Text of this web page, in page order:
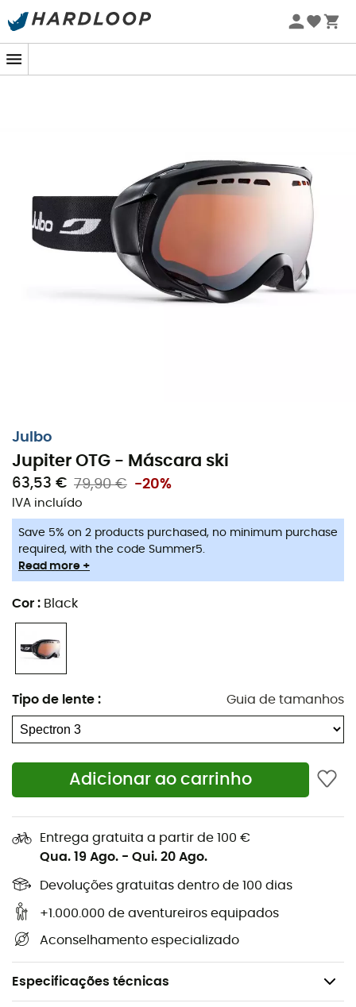
Promoções de verão 🔥 -5% EXTRA a partir de 2 produtos*
Julbo
Jupiter OTG - Máscara ski
63,53 € 79,90 € -20%
IVA incluído
Save 5% on 2 products purchased, no minimum purchase
required, with the code Summer5.
Read more +
Cor : Black
Tipo de lente : Guia de tamanhos
Adicionar ao carrinho
Entrega gratuita a partir de 100 €
Qua. 19 Ago. - Qui. 20 Ago.
Devoluções gratuitas dentro de 100 dias
+1.000.000 de aventureiros equipados
Aconselhamento especializado
Especificações técnicas